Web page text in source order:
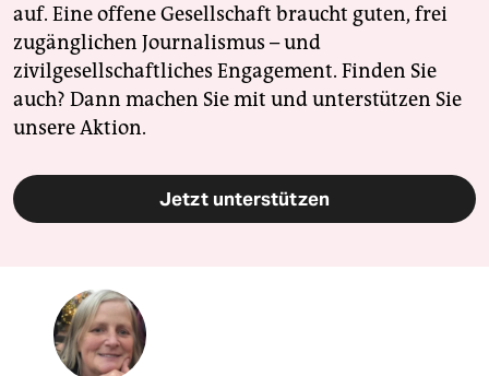
auf. Eine offene Gesellschaft braucht guten, frei
zugänglichen Journalismus – und
zivilgesellschaftliches Engagement. Finden Sie
auch? Dann machen Sie mit und unterstützen Sie
unsere Aktion.
Jetzt unterstützen